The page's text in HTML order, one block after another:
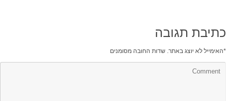
כתיבת תגובה
האימייל לא יוצג באתר. שדות החובה מסומנים *